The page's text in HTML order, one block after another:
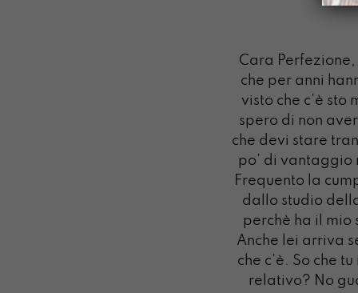
Cara
che per anni
visto che c’è
spero di non
che devi stare
po’ di vantaggio
Frequento la
dallo studio
perchè ha il mio
Anche lei arriva
che c’è. So che
relativo? No